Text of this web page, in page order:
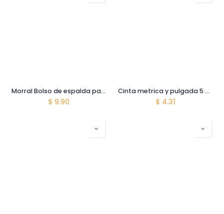
Morral Bolso de espalda para Herramientas. Tamaño: 34 cm x 17 cm x 45 cm. De polyester oxford 600D. 1 Bolsa con asa interior. Marco rigido para facil apertura y acceso a bolsillos internos y externos
$ 9.90
Cinta metrica y pulgada 5 mts x 25 mm. Alta calidad
$ 4.31